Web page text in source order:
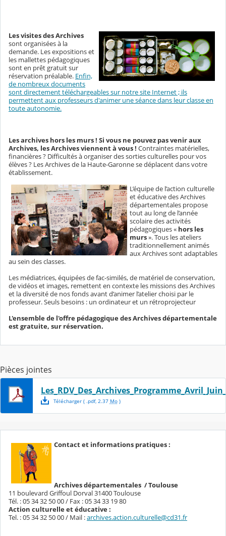
Les visites des Archives
sont organisées à la
demande. Les expositions et
les mallettes pédagogiques
sont en prêt gratuit sur
réservation préalable. Enfin,
de nombreux documents
sont directement téléchargeables sur notre site Internet ; ils
permettent aux professeurs d'animer une séance dans leur classe en
toute autonomie.
Les archives hors les murs ! Si vous ne pouvez pas venir aux
Archives, les Archives viennent à vous ! Contraintes matérielles,
financières ? Difficultés à organiser des sorties culturelles pour vos
élèves ? Les Archives de la Haute-Garonne se déplacent dans votre
établissement.
L’équipe de l’action culturelle
et éducative des Archives
départementales propose
tout au long de l’année
scolaire des activités
pédagogiques « hors les
murs». Tous les ateliers
traditionnellement animés
aux Archives sont adaptables
au sein des classes.
Les médiatrices, équipées de fac-similés, de matériel de conservation,
de vidéos et images, remettent en contexte les missions des Archives
et la diversité de nos fonds avant d’animer l’atelier choisi par le
professeur. Seuls besoins : un ordinateur et un rétroprojecteur
L'ensemble de l'offre pédagogique des Archives départementale
est gratuite, sur réservation.
Pièces jointes
Télécharger( .pdf, 2.37 Mo)
Contactet informations pratiques :
Archives départementales / Toulouse
11 boulevard Griffoul Dorval 31400 Toulouse
Tél. : 05 34 32 50 00 / Fax : 05 34 33 19 80
Action culturelle et éducative :
Tel. : 05 34 32 50 00 / Mail :archives.action.culturelle@cd31.fr